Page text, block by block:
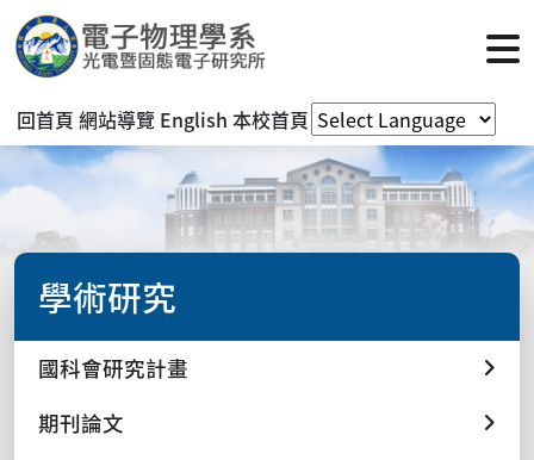
回首頁 網站導覽 English 本校首頁
學術研究
國科會研究計畫
期刊論文